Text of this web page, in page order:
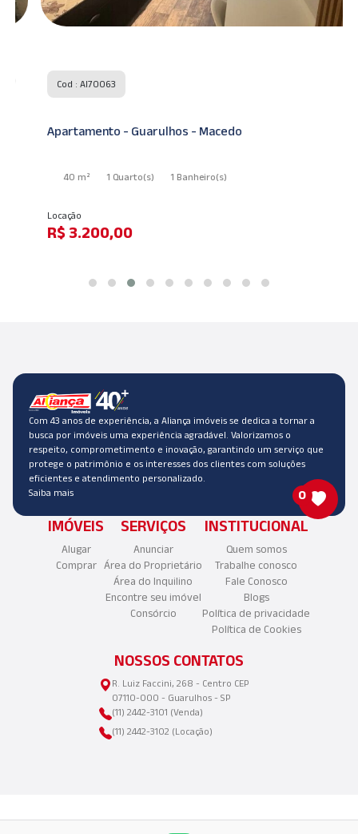
Cod : AI70063
Apartamento - Guarulhos - Macedo
40 m² 1 Quarto(s) 1 Banheiro(s)
Locação
R$ 3.200,00
Com 43 anos de experiência, a Aliança imóveis se dedica a tornar a
busca por imóveis uma experiência agradável. Valorizamos o
respeito, comprometimento e inovação, garantindo um serviço que
protege o patrimônio e os interesses dos clientes com soluções
eficientes e atendimento personalizado.
Saiba mais
IMÓVEIS
Alugar
Comprar
SERVIÇOS
Anunciar
Área do Proprietário
Área do Inquilino
Encontre seu imóvel
Consórcio
INSTITUCIONAL
Quem somos
Trabalhe conosco
Fale Conosco
Blogs
Política de privacidade
Política de Cookies
NOSSOS CONTATOS
R. Luiz Faccini, 268 - Centro CEP
07110-000 - Guarulhos - SP
(11) 2442-3101 (Venda)
(11) 2442-3102 (Locação)
0